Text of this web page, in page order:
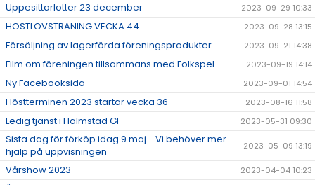
Uppesittarlotter 23 december 2023-09-29 10:33
HÖSTLOVSTRÄNING VECKA 44 2023-09-28 13:15
Försäljning av lagerförda föreningsprodukter 2023-09-21 14:38
Film om föreningen tillsammans med Folkspel 2023-09-19 14:14
Ny Facebooksida 2023-09-01 14:54
Höstterminen 2023 startar vecka 36 2023-08-16 11:58
Ledig tjänst i Halmstad GF 2023-05-31 09:30
Sista dag för förköp idag 9 maj - Vi behöver mer
hjälp på uppvisningen
2023-05-09 13:19
Vårshow 2023 2023-04-04 10:23